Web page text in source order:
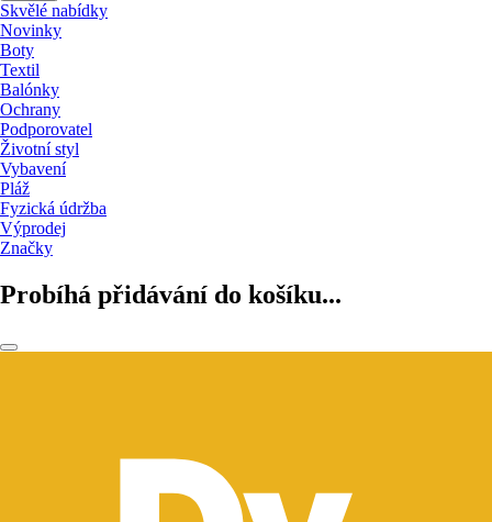
Skvělé nabídky
Novinky
Boty
Textil
Balónky
Ochrany
Podporovatel
Životní styl
Vybavení
Pláž
Fyzická údržba
Výprodej
Značky
Probíhá přidávání do košíku...